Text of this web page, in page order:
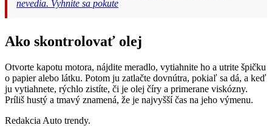
nevedia. Vyhnite sa pokute
Ako skontrolovať olej
Otvorte kapotu motora, nájdite meradlo, vytiahnite ho a utrite špičku
o papier alebo látku. Potom ju zatlačte dovnútra, pokiaľ sa dá, a keď
ju vytiahnete, rýchlo zistíte, či je olej číry a primerane viskózny.
Príliš hustý a tmavý znamená, že je najvyšší čas na jeho výmenu.
Redakcia Auto trendy.